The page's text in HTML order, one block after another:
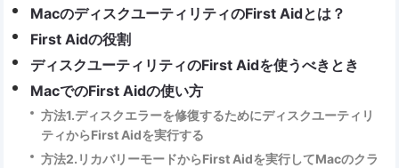
MacのディスクユーティリティのFirst Aidとは？
First Aidの役割
ディスクユーティリティのFirst Aidを使うべきとき
MacでのFirst Aidの使い方
方法1.ディスクエラーを修復するためにディスクユーティリ
ティからFirst Aidを実行する
方法2.リカバリーモードからFirst Aidを実行してMacのクラ